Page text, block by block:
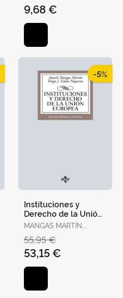
9,68 €
-5%
Instituciones y
Derecho de la Unión
Europea
MANGAS MARTÍN,
NOGUERAS, DIEGO J.
55,95 €
53,15 €